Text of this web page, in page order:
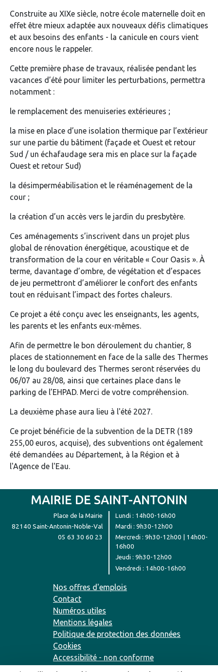
Construite au XIXe siècle, notre école maternelle doit en
effet être mieux adaptée aux nouveaux défis climatiques
et aux besoins des enfants - la canicule en cours vient
encore nous le rappeler.
Cette première phase de travaux, réalisée pendant les
vacances d’été pour limiter les perturbations, permettra
notamment :
le remplacement des menuiseries extérieures ;
la mise en place d’une isolation thermique par l’extérieur
sur une partie du bâtiment (façade et Ouest et retour
Sud / un échafaudage sera mis en place sur la façade
Ouest et retour Sud)
la désimperméabilisation et le réaménagement de la
cour ;
la création d’un accès vers le jardin du presbytère.
Ces aménagements s’inscrivent dans un projet plus
global de rénovation énergétique, acoustique et de
transformation de la cour en véritable « Cour Oasis ». À
terme, davantage d’ombre, de végétation et d’espaces
de jeu permettront d’améliorer le confort des enfants
tout en réduisant l’impact des fortes chaleurs.
Ce projet a été conçu avec les enseignants, les agents,
les parents et les enfants eux-mêmes.
Afin de permettre le bon déroulement du chantier, 8
places de stationnement en face de la salle des Thermes
le long du boulevard des Thermes seront réservées du
06/07 au 28/08, ainsi que certaines place dans le
parking de l’EHPAD. Merci de votre compréhension.
La deuxième phase aura lieu à l'été 2027.
Ce projet bénéficie de la subvention de la DETR (189
255,00 euros, acquise), des subventions ont également
été demandées au Département, à la Région et à
l'Agence de l'Eau.
MAIRIE DE SAINT-ANTONIN
Place de la Mairie
82140 Saint-Antonin-Noble-Val
05 63 30 60 23
Lundi : 14h00-16h00
Mardi : 9h30-12h00
Mercredi : 9h30-12h00 | 14h00-
16h00
Jeudi : 9h30-12h00
Vendredi : 14h00-16h00
Nos offres d'emplois
Contact
Numéros utiles
Mentions légales
Politique de protection des données
Cookies
Accessibilité - non conforme
Plan du site